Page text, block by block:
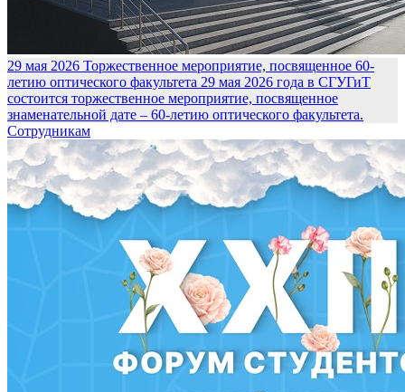
29 мая 2026 Торжественное мероприятие, посвященное 60-
летию оптического факультета 29 мая 2026 года в СГУГиТ
состоится торжественное мероприятие, посвященное
знаменательной дате – 60-летию оптического факультета.
Сотрудникам